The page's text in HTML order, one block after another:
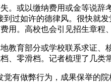
或以缴纳费用或金等说辞考
到过如许的德律风。很快就
用。高校也会引见招生章程
育部分或学校联系求证、核
、零滑档。记者梳理了几类
做弊行为，成果保举的院